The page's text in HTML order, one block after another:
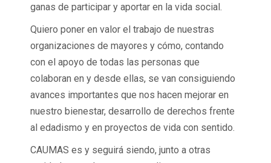
ganas de participar y aportar en la vida social.
Quiero poner en valor el trabajo de nuestras
organizaciones de mayores y cómo, contando
con el apoyo de todas las personas que
colaboran en y desde ellas, se van consiguiendo
avances importantes que nos hacen mejorar en
nuestro bienestar, desarrollo de derechos frente
al edadismo y en proyectos de vida con sentido.
CAUMAS es y seguirá siendo, junto a otras